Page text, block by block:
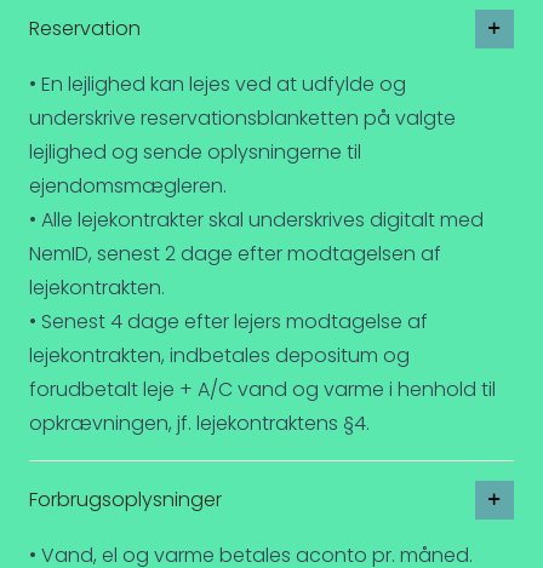
Reservation
• En lejlighed kan lejes ved at udfylde og
underskrive reservationsblanketten på valgte
lejlighed og sende oplysningerne til
ejendomsmægleren.
• Alle lejekontrakter skal underskrives digitalt med
NemID, senest 2 dage efter modtagelsen af
lejekontrakten.
• Senest 4 dage efter lejers modtagelse af
lejekontrakten, indbetales depositum og
forudbetalt leje + A/C vand og varme i henhold til
opkrævningen, jf. lejekontraktens §4.
Forbrugsoplysninger
• Vand, el og varme betales aconto pr. måned.